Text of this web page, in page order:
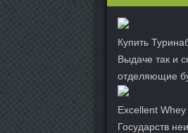
Купить
Выдаче так и
отделяющие
Excellent
Государств